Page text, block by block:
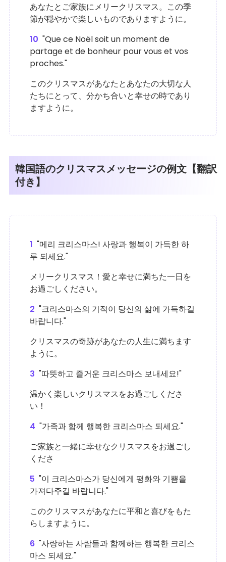
あなたとご家族にメリークリスマス。この季
節が穏やかで楽しいものでありますように。
10 "Que ce Noël soit un moment de
partage et de bonheur pour vous et vos
proches."
このクリスマスがあなたとあなたの大切な人
たちにとって、分かち合いと幸せの時であり
ますように。
韓国語のクリスマスメッセージの例文【翻訳
付き】
1 "메리 크리스마스! 사랑과 행복이 가득한 하
루 되세요."
メリークリスマス！愛と幸せに満ちた一日を
お過ごしください。
2 "크리스마스의 기적이 당신의 삶에 가득하길
바랍니다."
クリスマスの奇跡があなたの人生に満ちます
ように。
3 "따뜻하고 즐거운 크리스마스 보내세요!"
温かく楽しいクリスマスをお過ごしくださ
い！
4 "가족과 함께 행복한 크리스마스 되세요."
ご家族と一緒に幸せなクリスマスをお過ごし
くださ
5 "이 크리스마스가 당신에게 평화와 기쁨을
가져다주길 바랍니다."
このクリスマスがあなたに平和と喜びをもた
らしますように。
6 "사랑하는 사람들과 함께하는 행복한 크리스
마스 되세요."